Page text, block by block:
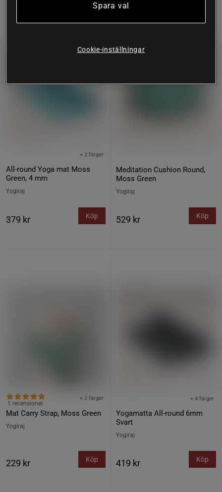
All-round Yoga mat Moss
Green, 4 mm
+ 2 färger
Yogiraj
379 kr Köp
Meditation Cushion Round,
Moss Green
Yogiraj
529 kr Köp
Mat Carry Strap, Moss Green
+ 2 färger
1 recensioner
Yogiraj
229 kr Köp
Yogamatta All-round 6mm
Svart
+ 4 färger
Yogiraj
419 kr Köp
Spara val
Cookie-inställningar